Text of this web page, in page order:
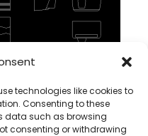
technologies like cookies to
Consenting to these
data such as browsing
consenting or withdrawing
CAD dalam Autocad, muat